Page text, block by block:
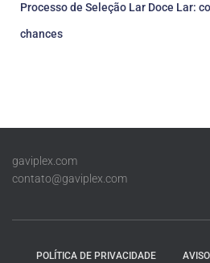
Processo de Seleção Lar Doce Lar:
chances
gaviplex.com
contato@gaviplex.com
POLÍTICA DE PRIVACIDADE